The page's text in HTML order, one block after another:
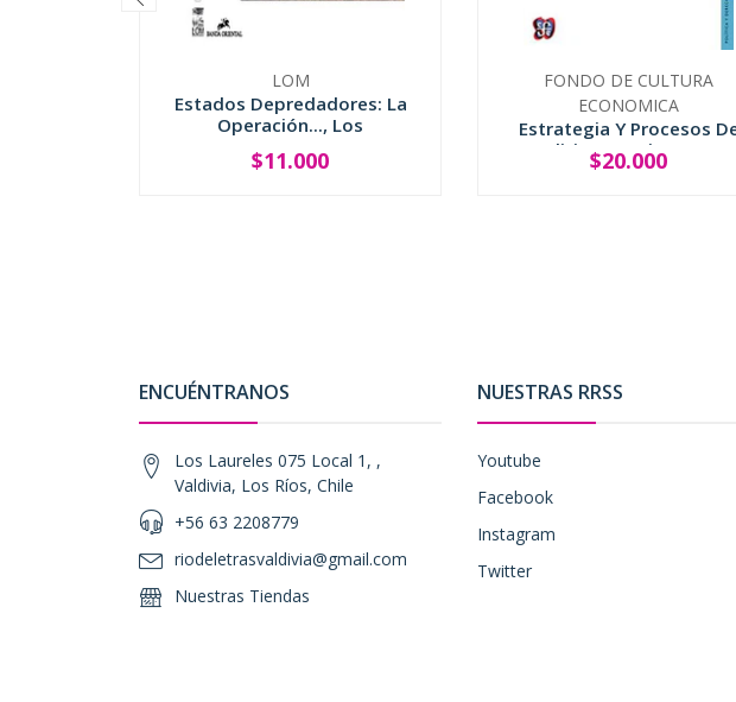
LOM
Estados Depredadores: La
Operación..., Los
+
$11.000
FONDO DE CULTURA
ECONOMICA
Estrategia Y Procesos
Politica Exterior En E...
+
$20.000
ENCUÉNTRANOS
Los Laureles 075 Local 1, ,
Valdivia, Los Ríos, Chile
+56 63 2208779
riodeletrasvaldivia@gmail.com
Nuestras Tiendas
NUESTRAS RRSS
Youtube
Facebook
Instagram
Twitter